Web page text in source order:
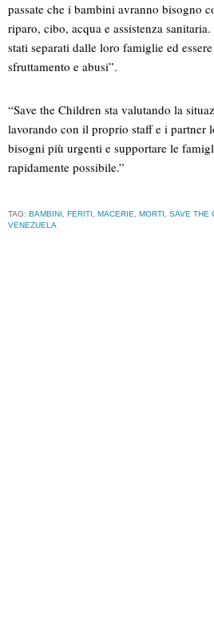
passate che i bambini avranno bisogno
riparo, cibo, acqua e assistenza
stati separati dalle loro famiglie ed
sfruttamento e abusi”.
“Save the Children sta valutando la
lavorando con il proprio staff e i partner
bisogni più urgenti e supportare le
rapidamente possibile.”
TAG: BAMBINI, FERITI, MACERIE, MORTI, SAVE THE
VENEZUELA